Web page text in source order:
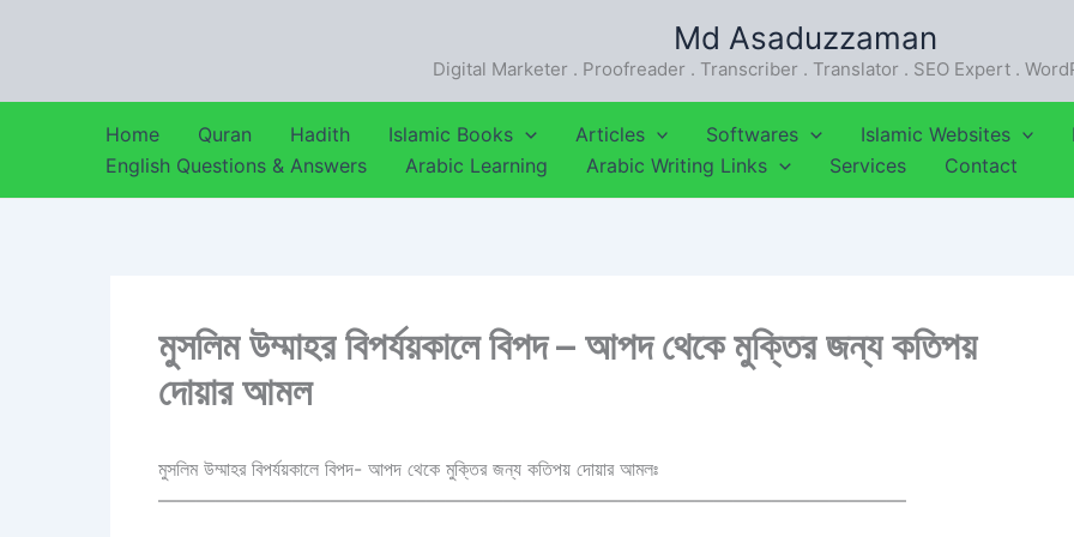
Md Asaduzzaman
Digital Marketer . Proofreader . Transcriber . Translator . SEO Expert .
Home Quran Hadith Islamic Books Articles Softwares Islamic Websites
English Questions & Answers
Arabic Learning Arabic Writing Links Services Contact
মুসলিম উম্মাহর বিপর্যয়কালে বিপদ – আপদ থেকে মুক্তির জন্য কতিপয়
দোয়ার আমল
মুসলিম উম্মাহর বিপর্যয়কালে বিপদ- আপদ থেকে মুক্তির জন্য কতিপয় দোয়ার আমলঃ
———————————————————————————————————————